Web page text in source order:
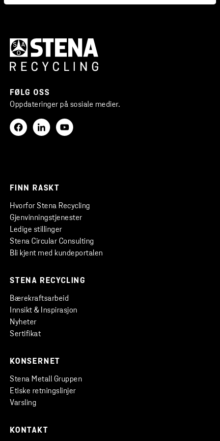
FØLG OSS
Oppdateringer på sosiale medier.
FINN RASKT
Hvorfor Stena Recycling
Gjenvinningstjenester
Ledige stillinger
Stena Circular Consulting
Bli kjent med kundeportalen
STENA RECYCLING
Bærekraftsarbeid
Innsikt & Inspirasjon
Nyheter
Sertifikat
KONSERNET
Stena Metall Gruppen
Etiske retningslinjer
Varsling
KONTAKT